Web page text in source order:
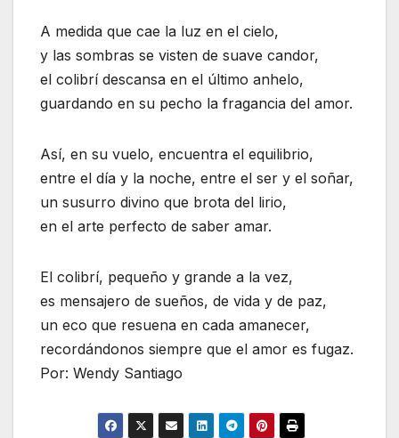
A medida que cae la luz en el cielo,
y las sombras se visten de suave candor,
el colibrí descansa en el último anhelo,
guardando en su pecho la fragancia del amor.
Así, en su vuelo, encuentra el equilibrio,
entre el día y la noche, entre el ser y el soñar,
un susurro divino que brota del lirio,
en el arte perfecto de saber amar.
El colibrí, pequeño y grande a la vez,
es mensajero de sueños, de vida y de paz,
un eco que resuena en cada amanecer,
recordándonos siempre que el amor es fugaz.
Por: Wendy Santiago